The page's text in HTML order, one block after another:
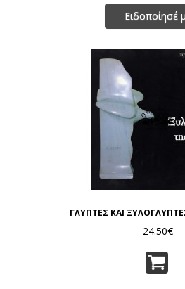
Ειδοποίησέ
ΓΛΥΠΤΕΣ ΚΑΙ
24.50€